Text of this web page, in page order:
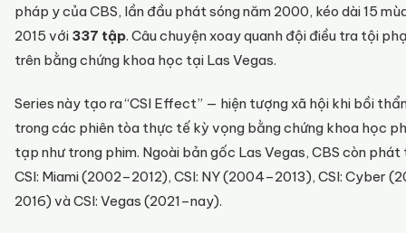
pháp y của CBS, lần đầu phát sóng năm 2000, kéo dài 15
2015 với 337 tập. Câu chuyện xoay quanh đội điều tra tội
trên bằng chứng khoa học tại Las Vegas.
Series này tạo ra “CSI Effect” — hiện tượng xã hội khi bồi
trong các phiên tòa thực tế kỳ vọng bằng chứng khoa học
tạp như trong phim. Ngoài bản gốc Las Vegas, CBS còn phát
CSI: Miami (2002–2012), CSI: NY (2004–2013), CSI: Cyber
2016) và CSI: Vegas (2021–nay).